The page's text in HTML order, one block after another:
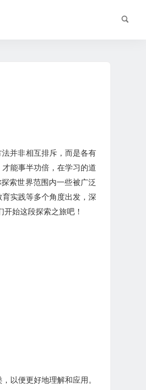
并非相互排斥，而是各有
能事半功倍，在学习的道
索世界范围内一些被广泛
实践等多个角度出发，深
始这段探索之旅吧！
以便更好地理解和应用。